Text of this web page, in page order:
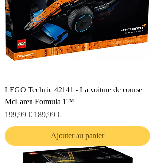
LEGO Technic 42141 - La voiture de course
McLaren Formula 1™
Prix original
199,99 € Prix promotionnel
189,99 €
Ajouter au panier